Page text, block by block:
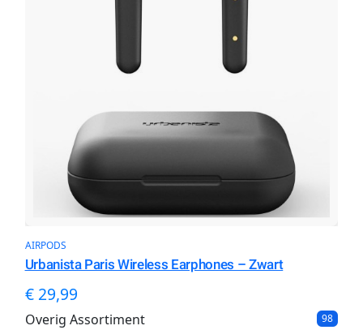
AIRPODS
Urbanista Paris Wireless Earphones – Zwart
€29,99
Overig Assortiment 989